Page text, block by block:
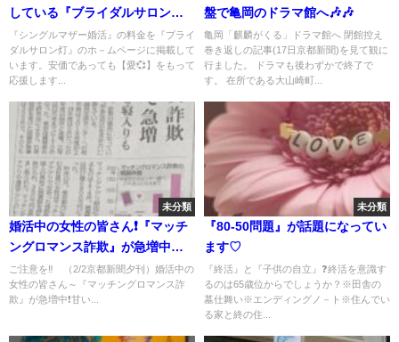
している『ブライダルサロン
灯』では安価な料金でお相手を
探します❗️
『シングルマザー婚活』の料金を『ブライ
ダルサロン灯』のホ－ムページに掲載して
います。安価であっても【愛💞】をもって
応援します...
盤で亀岡のドラマ館へ🎶🎶
亀岡「麒麟がくる」ドラマ館へ 閉館控え
巻き返しの記事(17日京都新聞)を見て観に
行ました。 ドラマも後わずかで終了で
す。 在所である大山崎町...
未分類
婚活中の女性の皆さん❗『マッチ
ングロマンス詐欺』が急増中
❗「だまされたらあきまへん‼️」
ご注意を‼️ （2/2京都新聞夕刊）婚活中の
女性の皆さん～『マッチングロマンス詐
欺』が急増中❗甘い...
未分類
『80-50問題』が話題になってい
ます♡
『終活』と『子供の自立』❓終活を意識す
るのは65歳位からでしょうか？※田舎の
墓仕舞い※エンディングノ－ト※住んでい
る家と終の住...